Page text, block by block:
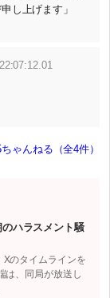
し上げます」
ゃんねる（全4件）
ハラスメント騒
のタイムラインを
、同局が放送し